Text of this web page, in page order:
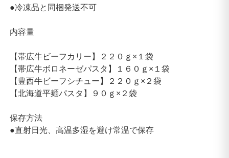
●冷凍品と同梱発送不可
内容量
【帯広牛ビーフカリー】２２０ｇ×１袋
【帯広牛ボロネーゼパスタ】１６０ｇ×１袋
【豊西牛ビーフシチュー】２２０ｇ×２袋
【北海道平麺パスタ】９０ｇ×２袋
保存方法
●直射日光、高温多湿を避け常温で保存